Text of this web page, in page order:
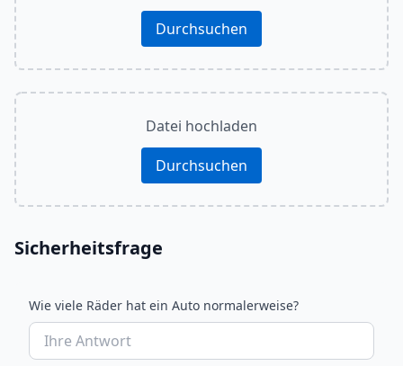
Durchsuchen
Datei hochladen
Durchsuchen
Sicherheitsfrage
Wie viele Räder hat ein Auto normalerweise?